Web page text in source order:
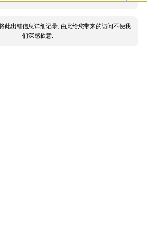
此出错信息详细记录, 由此给您带来的访问不便我
们深感歉意.